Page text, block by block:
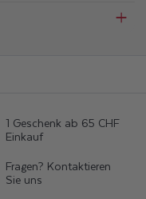
1 Geschenk ab 65 CHF
Einkauf
Fragen? Kontaktieren
Sie uns